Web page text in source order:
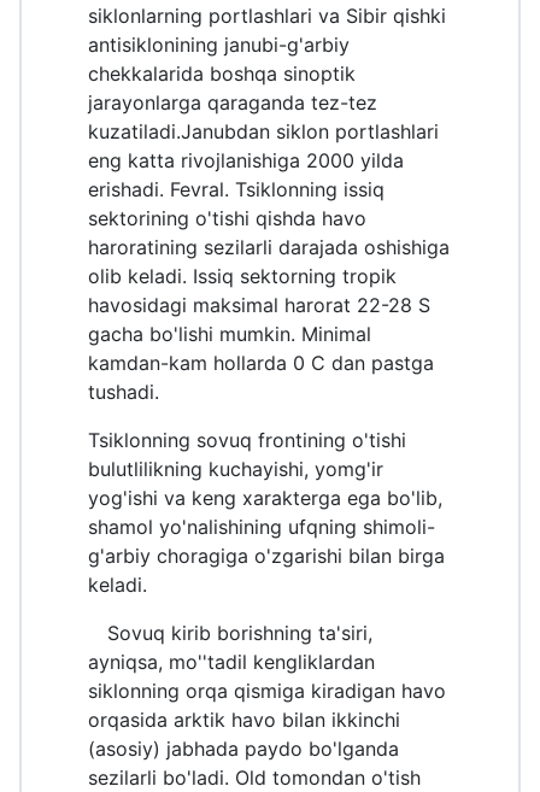
siklonlarning portlashlari va Sibir qishki
antisiklonining janubi-g'arbiy
chekkalarida boshqa sinoptik
jarayonlarga qaraganda tez-tez
kuzatiladi.Janubdan siklon portlashlari
eng katta rivojlanishiga 2000 yilda
erishadi. Fevral. Tsiklonning issiq
sektorining o'tishi qishda havo
haroratining sezilarli darajada oshishiga
olib keladi. Issiq sektorning tropik
havosidagi maksimal harorat 22-28 S
gacha bo'lishi mumkin. Minimal
kamdan-kam hollarda 0 C dan pastga
tushadi.
Tsiklonning sovuq frontining o'tishi
bulutlilikning kuchayishi, yomg'ir
yog'ishi va keng xarakterga ega bo'lib,
shamol yo'nalishining ufqning shimoli-
g'arbiy choragiga o'zgarishi bilan birga
keladi.
Sovuq kirib borishning ta'siri,
ayniqsa, mo''tadil kengliklardan
siklonning orqa qismiga kiradigan havo
orqasida arktik havo bilan ikkinchi
(asosiy) jabhada paydo bo'lganda
sezilarli bo'ladi. Old tomondan o'tish